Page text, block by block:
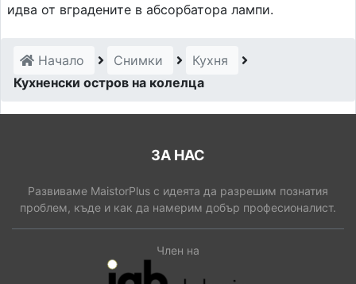
идва от вградените в абсорбатора лампи.
Начало Снимки
Кухня
Кухненски остров на колелца
ЗА НАС
Развиваме MaistorPlus с идеята да разрешим познатия
проблем, къде и как да намерим добър професионалист.
Член на